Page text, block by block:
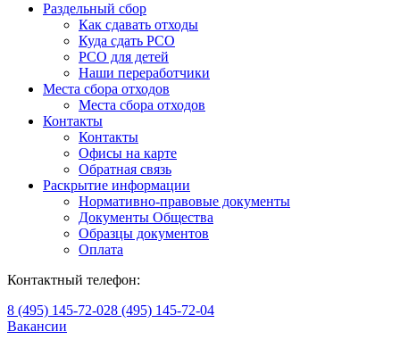
Раздельный сбор
Как сдавать отходы
Куда сдать РСО
РСО для детей
Наши переработчики
Места сбора отходов
Места сбора отходов
Контакты
Контакты
Офисы на карте
Обратная связь
Раскрытие информации
Нормативно-правовые документы
Документы Общества
Образцы документов
Оплата
Контактный телефон:
8 (495) 145-72-028 (495) 145-72-04
Вакансии